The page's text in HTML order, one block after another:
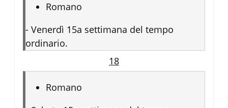
Romano
- Venerdì 15a settimana del tempo
ordinario.
18
Romano